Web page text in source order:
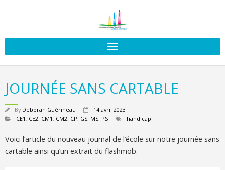
JOURNÉE SANS CARTABLE
By Déborah Guérineau
14 avril 2023
CE1, CE2, CM1, CM2, CP, GS, MS, PS handicap
Voici l’article du nouveau journal de l’école sur notre journée sans
cartable ainsi qu’un extrait du flashmob.